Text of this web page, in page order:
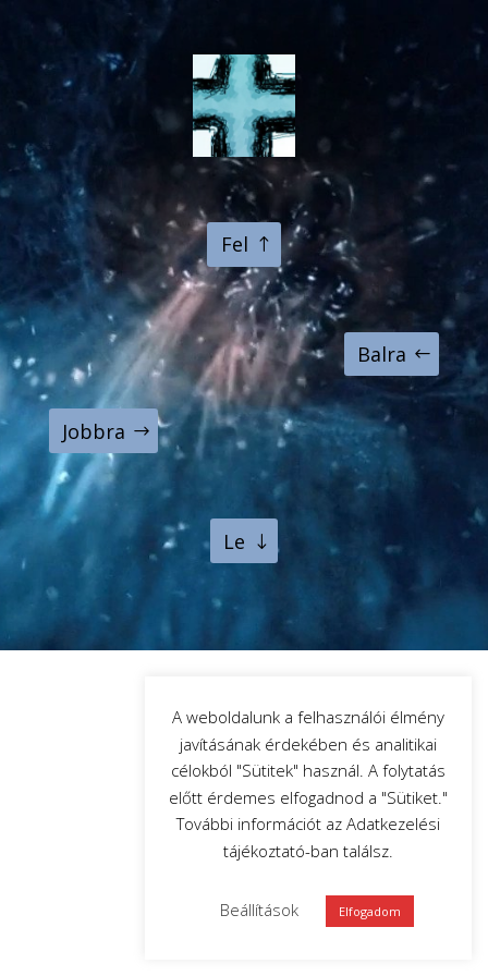
Fel
Balra
Jobbra
Le
A weboldalunk a felhasználói élmény
javításának érdekében és analitikai
célokból "Sütitek" használ. A folytatás
előtt érdemes elfogadnod a "Sütiket."
További információt az Adatkezelési
tájékoztató-ban találsz.
Beállítások Elfogadom